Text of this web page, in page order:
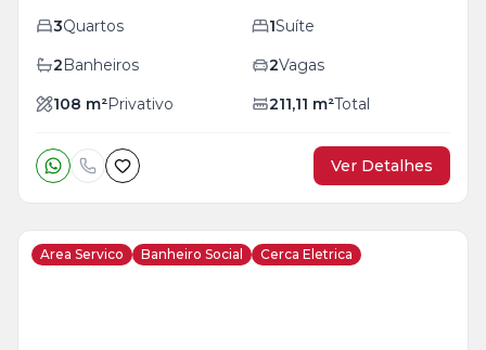
3Quartos 1Suíte
2Banheiros 2Vagas
108 m²Privativo 211,11 m²Total
Ver Detalhes
Area Servico Banheiro Social Cerca Eletrica